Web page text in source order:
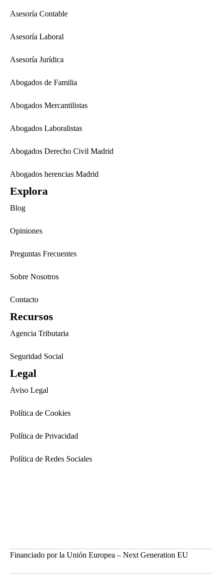
Asesoría Contable
Asesoría Laboral
Asesoría Jurídica
Abogados de Familia
Abogados Mercantilistas
Abogados Laboralistas
Abogados Derecho Civil Madrid
Abogados herencias Madrid
Explora
Blog
Opiniones
Preguntas Frecuentes
Sobre Nosotros
Contacto
Recursos
Agencia Tributaria
Seguridad Social
Legal
Aviso Legal
Política de Cookies
Política de Privacidad
Política de Redes Sociales
Financiado por la Unión Europea – Next Generation EU